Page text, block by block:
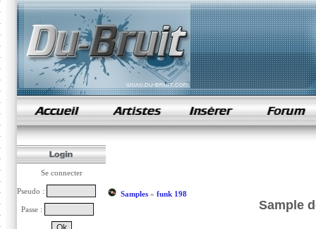
samples de rap
Se connecter
Pseudo :
Passe :
Samples» funk 198
Sample